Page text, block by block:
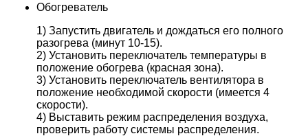
Обогреватель
1) Запустить двигатель и дождаться его полного
разогрева (минут 10-15).
2) Установить переключатель температуры в
положение обогрева (красная зона).
3) Установить переключатель вентилятора в
положение необходимой скорости (имеется 4
скорости).
4) Выставить режим распределения воздуха,
проверить работу системы распределения.